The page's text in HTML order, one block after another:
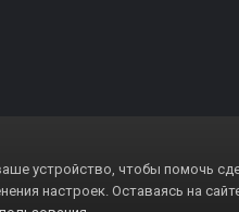
устройство, чтобы помочь
настроек. Оставаясь на